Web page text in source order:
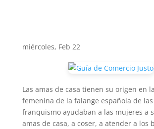
miércoles, Feb 22
Las amas de casa tienen su origen en
femenina de la falange española de
franquismo ayudaban a las mujeres a
amas de casa, a coser, a atender a los